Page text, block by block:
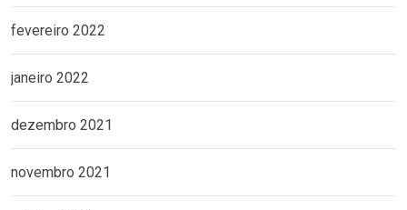
fevereiro 2022
janeiro 2022
dezembro 2021
novembro 2021